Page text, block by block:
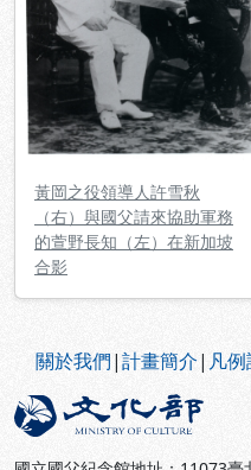
黃岡之役領導人許雪秋
（右）與國父請來協助軍務
的萱野長知（左）在新加坡
合影
關於我們|計畫簡介| 凡